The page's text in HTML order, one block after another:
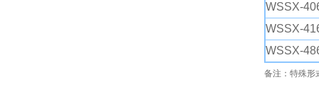
WSSX-
WSSX-
WSSX-
备注：特殊形